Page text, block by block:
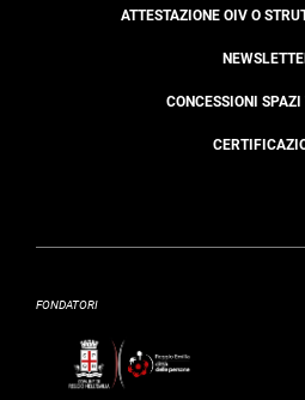
ATTESTAZIONE OIV O
CONCESSIONI SPAZI
FONDATORI